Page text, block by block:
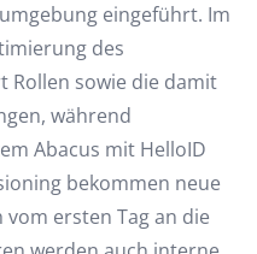
eingeführt. Im
des
Rollen sowie die damit
während
Abacus mit HelloID
bekommen neue
ersten Tag an die